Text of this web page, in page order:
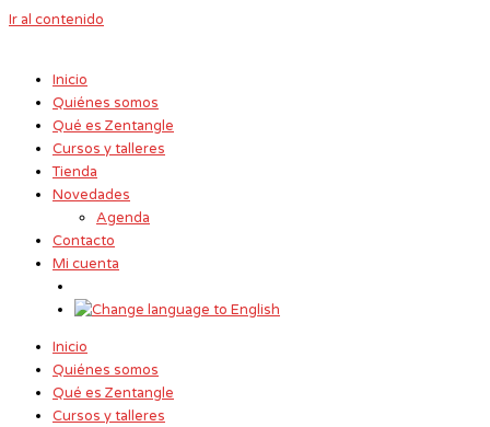
Ir al contenido
Inicio
Quiénes somos
Qué es Zentangle
Cursos y talleres
Tienda
Novedades
Agenda
Contacto
Mi cuenta
Inicio
Quiénes somos
Qué es Zentangle
Cursos y talleres